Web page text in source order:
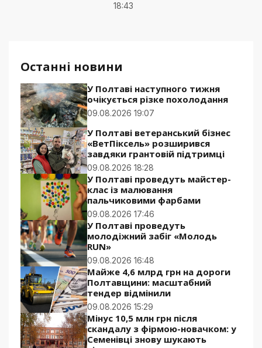
Останні новини
У Полтаві наступного тижня
очікується різке похолодання
09.08.2026 19:07
У Полтаві ветеранський бізнес
«ВетПіксель» розширився
завдяки грантовій підтримці
09.08.2026 18:28
У Полтаві проведуть майстер-
клас із малювання
пальчиковими фарбами
09.08.2026 17:46
У Полтаві проведуть
молодіжний забіг «Молодь
RUN»
09.08.2026 16:48
Майже 4,6 млрд грн на дороги
Полтавщини: масштабний
тендер відмінили
09.08.2026 15:29
Мінус 10,5 млн грн після
скандалу з фірмою-новачком: у
Семенівці знову шукають
18:43